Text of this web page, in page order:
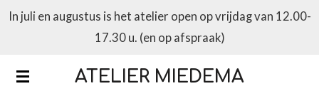
Ga
de
ATELIER MIEDEMA
In juli en augustus is het atelier open op vrijdag van 12.00-
17.30 u. (en op afspraak)